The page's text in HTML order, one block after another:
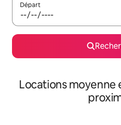
Départ
Locations moyenne